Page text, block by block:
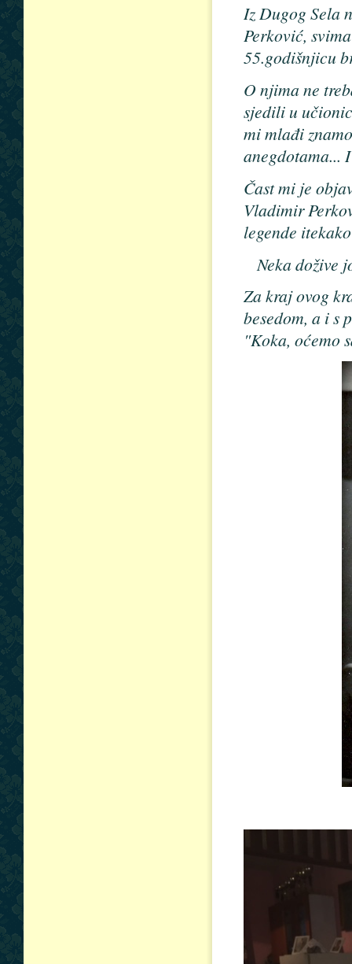
Iz Dugog Sela
Perković,
55.godišnjicu
O njima ne
sjedili u
mi mlađi
anegdotama...
Čast mi je
Vladimir
legende
Neka dožive
Za kraj ovog
besedom, a i s
"Koka, oćemo